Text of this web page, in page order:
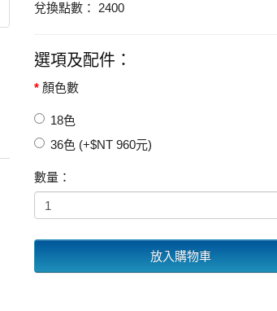
兌換點數： 2400
選項及配件：
顏色數
18色
36色 (+$NT 960元)
數量：
放入購物車